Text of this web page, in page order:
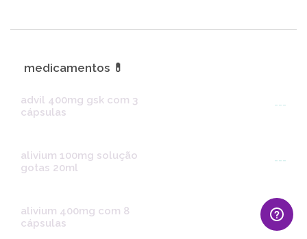
medicamentos 💊
advil 400mg gsk com 3
cápsulas
---
alivium 100mg solução
gotas 20ml
---
alivium 400mg com 8
cápsulas
---